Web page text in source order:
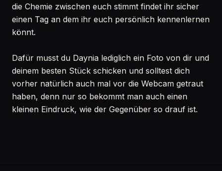
die Chemie zwischen euch stimmt findet ihr sicher
einen Tag an dem ihr euch persönlich kennenlernen
könnt.
Dafür musst du Daynia lediglich ein Foto von dir und
deinem besten Stück schicken und solltest dich
vorher natürlich auch mal vor die Webcam getraut
haben, denn nur so bekommt man auch einen
kleinen Eindruck, wie der Gegenüber so drauf ist.